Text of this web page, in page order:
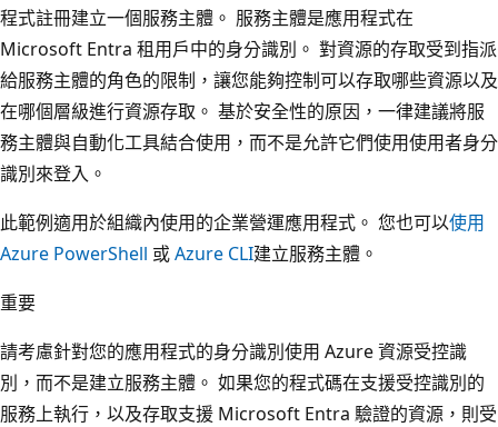
程式註冊建立一個服務主體。 服務主體是應用程式在
Microsoft Entra 租用戶中的身分識別。 對資源的存取受到指派
給服務主體的角色的限制，讓您能夠控制可以存取哪些資源以及
在哪個層級進行資源存取。 基於安全性的原因，一律建議將服
務主體與自動化工具結合使用，而不是允許它們使用使用者身分
識別來登入。
此範例適用於組織內使用的企業營運應用程式。 您也可以使用
Azure PowerShell 或Azure CLI建立服務主體。
重要
請考慮針對您的應用程式的身分識別使用 Azure 資源受控識
別，而不是建立服務主體。 如果您的程式碼在支援受控識別的
服務上執行，以及存取支援 Microsoft Entra 驗證的資源，則受